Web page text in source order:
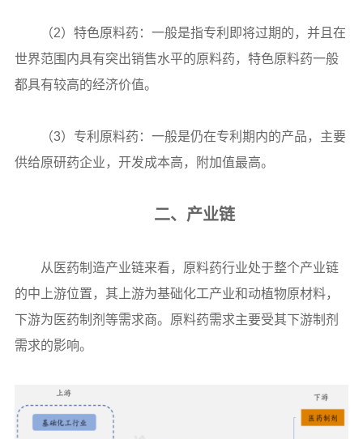
（2）特色原料药：一般是指专利即将过期的，并且在
世界范围内具有突出销售水平的原料药，特色原料药一般
都具有较高的经济价值。
（3）专利原料药：一般是仍在专利期内的产品，主要
供给原研药企业，开发成本高，附加值最高。
二、产业链
从医药制造产业链来看，原料药行业处于整个产业链
的中上游位置，其上游为基础化工产业和动植物原材料，
下游为医药制剂等需求商。原料药需求主要受其下游制剂
需求的影响。